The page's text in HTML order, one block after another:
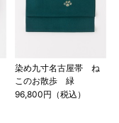
染め九寸名古屋帯 ね
このお散歩 緑
96,800円（税込）